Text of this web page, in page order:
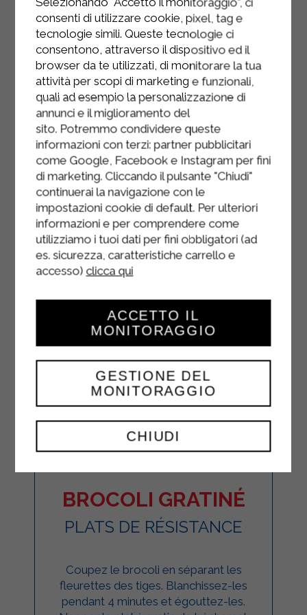
Laissez cuire à couvert pendant 10
minutes.
Ajoutez ensuite les noisettes
hachées, le romarin et assaisonnez
de sel et de poivre.
Servir.
BROCOLI GRATINÉ
PLATS DE RÉSISTANCE
Coupez le brocoli en séparant les
fleurettes des tiges. Blanchissez-les
pendant 4 minutes et égouttez-les.
consenti di utilizzare cookie, pixel, tag e
tecnologie simili. Queste tecnologie ci
consentono, attraverso il dispositivo ed il
browser da te utilizzati, di monitorare la tua
attività per scopi di marketing e funzionali,
quali ad esempio la personalizzazione di
annunci e il miglioramento del
sito. Potremmo condividere queste
informazioni con terzi: partner pubblicitari
come Google, Facebook e Instagram per fini
di marketing. Cliccando il pulsante "Chiudi"
continuerai la navigazione con le
impostazioni cookie di default. Per ulteriori
informazioni e per comprendere come
utilizziamo i tuoi dati per fini obbligatori (ad
es. sicurezza, caratteristiche carrello e
accesso) clicca qui
CHIUDI
GESTIONE DEL
MONITORAGGIO
ACCETTO IL
MONITORAGGIO